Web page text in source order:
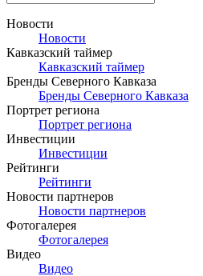
Новости
Новости
Кавказский таймер
Кавказский таймер
Бренды Северного Кавказа
Бренды Северного Кавказа
Портрет региона
Портрет региона
Инвестиции
Инвестиции
Рейтинги
Рейтинги
Новости партнеров
Новости партнеров
Фотогалерея
Фотогалерея
Видео
Видео